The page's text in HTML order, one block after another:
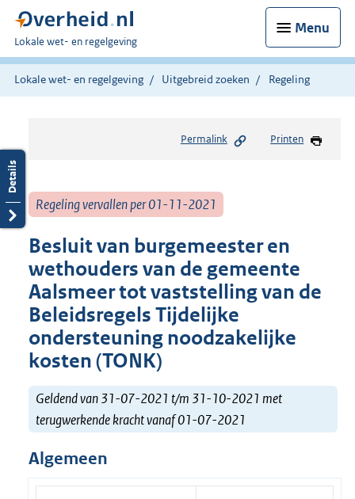
Menu
U
bent
hier:
Lokale wet- en regelgeving
Lokale wet- en regelgeving Uitgebreid zoeken Regeling
Permalink Printen
Regeling vervallen per 01-11-2021
Besluit van burgemeester en
wethouders van de gemeente
Aalsmeer tot vaststelling van de
Beleidsregels Tijdelijke
ondersteuning noodzakelijke
kosten (TONK)
Geldend van 31-07-2021 t/m 31-10-2021 met
terugwerkende kracht vanaf 01-07-2021
Algemeen